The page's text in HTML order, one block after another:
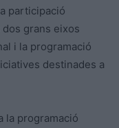
participació
grans eixos
i la programació
destinades a
la programació